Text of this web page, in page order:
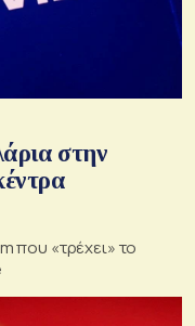
στην
που «τρέχει» το